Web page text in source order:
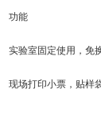
功能
实验室固定使用，免
现场打印小票，贴样